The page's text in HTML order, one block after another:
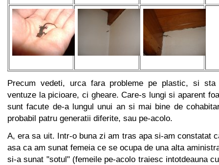
Precum vedeti, urca fara probleme pe plastic, si
ventuze la picioare, ci gheare. Care-s lungi si aparent
sunt facute de-a lungul unui an si mai bine de
probabil patru generatii diferite, sau pe-acolo.
A, era sa uit. Intr-o buna zi am tras apa si-am constatat
asa ca am sunat femeia ce se ocupa de una alta
si-a sunat "sotul" (femeile pe-acolo traiesc intotdeauna